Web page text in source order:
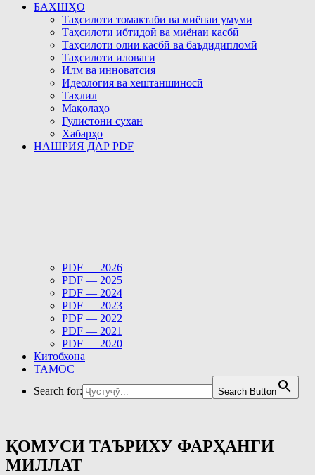
БАХШҲО
Таҳсилоти томактабӣ ва миёнаи умумӣ
Таҳсилоти ибтидоӣ ва миёнаи касбӣ
Таҳсилоти олии касбӣ ва баъдидипломӣ
Таҳсилоти иловагӣ
Илм ва инноватсия
Идеология ва хештаншиносӣ
Таҳлил
Мақолаҳо
Гулистони сухан
Хабарҳо
НАШРИЯ ДАР PDF
PDF — 2026
PDF — 2025
PDF — 2024
PDF — 2023
PDF — 2022
PDF — 2021
PDF — 2020
Китобхона
ТАМОС
Search for:
Search Button
ҚОМУСИ ТАЪРИХУ ФАРҲАНГИ
МИЛЛАТ